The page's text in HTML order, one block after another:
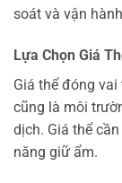
soát và vận
Lựa Chọn Giá
Giá thể đóng
cũng là môi
dịch. Giá thể
năng giữ ẩm.